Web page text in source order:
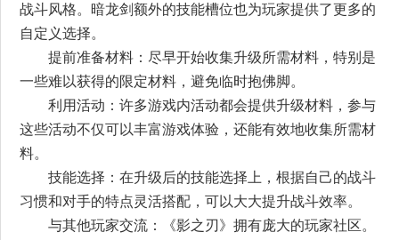
战斗风格。暗龙剑额外的技能槽位也为玩家提供了更多的
自定义选择。
提前准备材料：尽早开始收集升级所需材料，特别是
一些难以获得的限定材料，避免临时抱佛脚。
利用活动：许多游戏内活动都会提供升级材料，参与
这些活动不仅可以丰富游戏体验，还能有效地收集所需材
料。
技能选择：在升级后的技能选择上，根据自己的战斗
习惯和对手的特点灵活搭配，可以大大提升战斗效率。
与其他玩家交流：《影之刃》拥有庞大的玩家社区。